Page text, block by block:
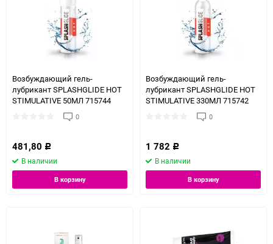
Возбуждающий гель-
лубрикант SPLASHGLIDE HOT
STIMULATIVE 50МЛ 715744
0
481,80 Р
В наличии
В корзину
Возбуждающий гель-
лубрикант SPLASHGLIDE HOT
STIMULATIVE 330МЛ 715742
0
1 782 Р
В наличии
В корзину